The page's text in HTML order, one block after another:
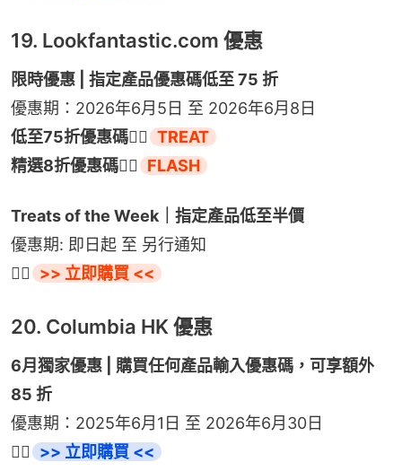
19. Lookfantastic.com 優惠
限時優惠 | 指定產品優惠碼低至 75 折
優惠期：2026年6月5日 至 2026年6月8日
低至75折優惠碼👉🏻
精選8折優惠碼👉🏻
FLASH
Treats of the Week｜指定產品低至半價
優惠期: 即日起 至 另行通知
👉🏻
>> 立即購買 <<
20. Columbia HK 優惠
6月獨家優惠 | 購買任何產品輸入優惠碼，可享額外
85 折
優惠期：2025年6月1日 至 2026年6月30日
👉🏻
>> 立即購買 <<